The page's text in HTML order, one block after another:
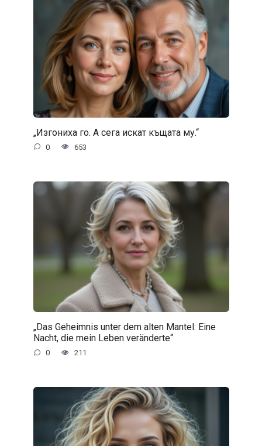
„Изгониха го. А сега искат къщата му.“
0 653
„Das Geheimnis unter dem alten Mantel: Eine
Nacht, die mein Leben veränderte“
0 211